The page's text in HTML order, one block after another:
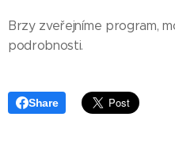
Brzy zveřejníme program,
podrobnosti.
Share